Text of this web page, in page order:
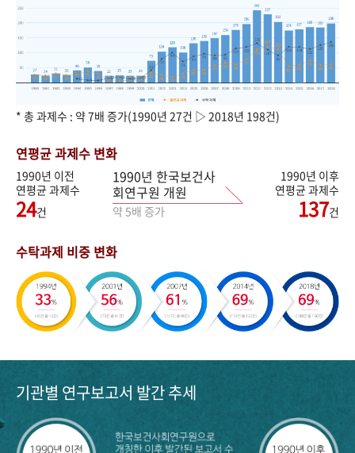
* 총 과제수 : 약 7배 증가(1990년 27건 ▷ 2018년 198건)
연평균 과제수 변화
1990년 이전
연평균 과제수
24건
1990년 한국보건사
회연구원 개원
약 5배 증가
1990년 이후
연평균 과제수
137건
수탁과제 비중 변화
기관별 연구보고서 발간 추세